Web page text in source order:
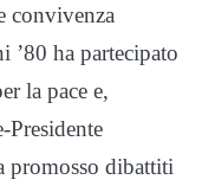
convivenza
’80 ha partecipato
la pace e,
Presidente
promosso dibattiti